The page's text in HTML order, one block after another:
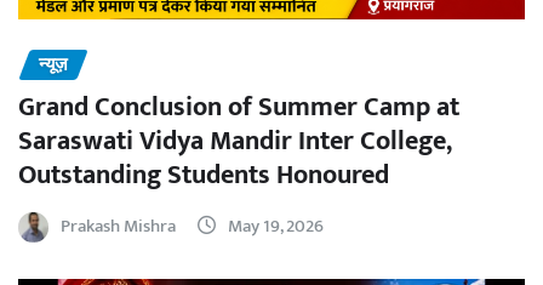
न्यूज़
Grand Conclusion of Summer Camp at
Saraswati Vidya Mandir Inter College,
Outstanding Students Honoured
Prakash Mishra May 19, 2026